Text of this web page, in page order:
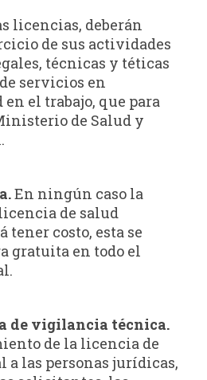
licencias, deberán
de sus actividades
técnicas y téticas
servicios en
el trabajo, que para
de Salud y
En ningún caso la
de salud
tener costo, esta se
gratuita en todo el
de vigilancia técnica.
de la licencia de
a las personas jurídicas,